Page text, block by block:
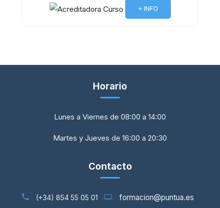
Violencia de género y vulnerabilidad
+ INFO
Horario
Lunes a Viernes de 08:00 a 14:00
Martes y Jueves de 16:00 a 20:30
Contacto
(+34) 854 55 05 01 formacion@puntua.es